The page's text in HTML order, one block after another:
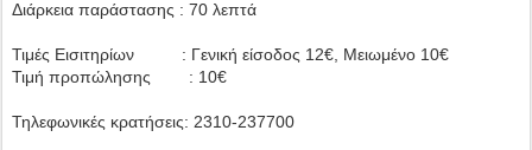
Διάρκεια παράστασης : 70 λεπτά
Τιμές Εισιτηρίων : Γενική είσοδος 12€, Μειωμένο 10€
Τιμή προπώλησης : 10€
Τηλεφωνικές κρατήσεις: 2310-237700